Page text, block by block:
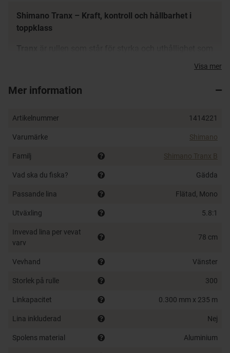
Shimano Tranx – Kraft, kontroll och hållbarhet i
toppklass
hantera de största och mest aggressiva rovfiskarna,
levererar den rå kraft och precision i ett kompakt och
din bästa vän när du ska ta dig an monsterfiskar.
Tekniska höjdpunkter:
HAGANE Core Solid Body
som ger maximal styrka och hållbarhet.
vevning för tunga beten.
Cross Carbon Drag
– minst 8 kg bromskraft för att
SVS MD (Monster Drive) Tune
för precision.
förhindrar att flätlinor gräver ner sig.
X-Protect
– skyddar mot vatten och smuts, perfekt
Kraft och hastighet:
Standard Gear (5.8:1)
Visa mer
Mer information
Artikelnummer 1414221
Varumärke Shimano
Familj Shimano Tranx B
Vad ska du fiska? Gädda
Passande lina Flätad, Mono
Utväxling 5.8:1
Invevad lina per vevat
varv
78 cm
Vevhand Vänster
Storlek på rulle 300
Linkapacitet 0.300 mm x 235 m
Lina inkluderad Nej
Spolens material Aluminium